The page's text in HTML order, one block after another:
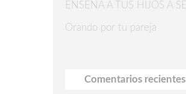
Orando por tu pareja
Comentarios recientes